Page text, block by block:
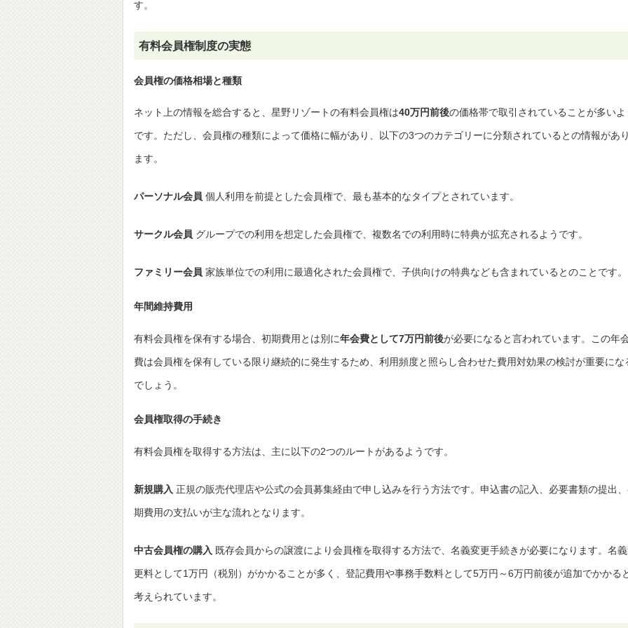
す。
有料会員権制度の実態
会員権の価格相場と種類
ネット上の情報を総合すると、星野リゾートの有料会員権は40万円前後の価格帯で取引されていることが多いよ
です。ただし、会員権の種類によって価格に幅があり、以下の3つのカテゴリーに分類されているとの情報があ
ます。
パーソナル会員 個人利用を前提とした会員権で、最も基本的なタイプとされています。
サークル会員 グループでの利用を想定した会員権で、複数名での利用時に特典が拡充されるようです。
ファミリー会員 家族単位での利用に最適化された会員権で、子供向けの特典なども含まれているとのことです。
年間維持費用
有料会員権を保有する場合、初期費用とは別に年会費として7万円前後が必要になると言われています。この年
費は会員権を保有している限り継続的に発生するため、利用頻度と照らし合わせた費用対効果の検討が重要にな
でしょう。
会員権取得の手続き
有料会員権を取得する方法は、主に以下の2つのルートがあるようです。
新規購入 正規の販売代理店や公式の会員募集経由で申し込みを行う方法です。申込書の記入、必要書類の提出
期費用の支払いが主な流れとなります。
中古会員権の購入 既存会員からの譲渡により会員権を取得する方法で、名義変更手続きが必要になります。名
更料として1万円（税別）がかかることが多く、登記費用や事務手数料として5万円～6万円前後が追加でかかる
考えられています。